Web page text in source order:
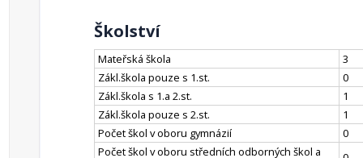
Školství
Mateřská škola
3
Zákl.škola pouze s 1.st.
0
Zákl.škola s 1.a 2.st.
1
Zákl.škola pouze s 2.st.
1
Počet škol v oboru gymnázií
0
Počet škol v oboru středních odborných škol a